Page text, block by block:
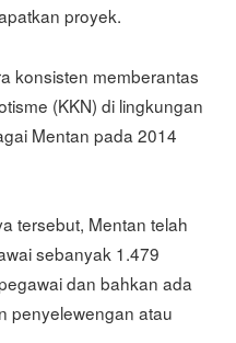
proyek.
konsisten memberantas
(KKN) di lingkungan
Mentan pada 2014
tersebut, Mentan telah
sebanyak 1.479
dan bahkan ada
penyelewengan atau